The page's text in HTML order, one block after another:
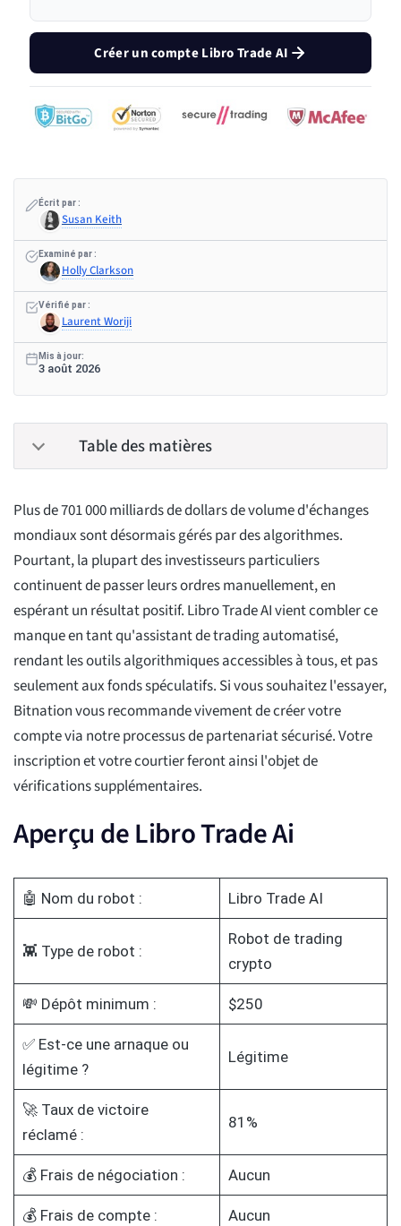
Créer un compte Libro Trade AI
Écrit par :
Susan Keith
Examiné par :
Holly Clarkson
Vérifié par :
Laurent Woriji
Mis à jour:
3 août 2026
Table des matières
Plus de 701 000 milliards de dollars de volume d'échanges
mondiaux sont désormais gérés par des algorithmes.
Pourtant, la plupart des investisseurs particuliers
continuent de passer leurs ordres manuellement, en
espérant un résultat positif. Libro Trade AI vient combler ce
manque en tant qu'assistant de trading automatisé,
rendant les outils algorithmiques accessibles à tous, et pas
seulement aux fonds spéculatifs. Si vous souhaitez l'essayer,
Bitnation vous recommande vivement de créer votre
compte via notre processus de partenariat sécurisé. Votre
inscription et votre courtier feront ainsi l'objet de
vérifications supplémentaires.
Aperçu de Libro Trade Ai
🤖 Nom du robot : Libro Trade AI
👾 Type de robot :
Robot de trading
crypto
💸 Dépôt minimum : $250
✅ Est-ce une arnaque ou
légitime ?
Légitime
🚀 Taux de victoire
réclamé :
81%
💰 Frais de négociation : Aucun
💰 Frais de compte : Aucun